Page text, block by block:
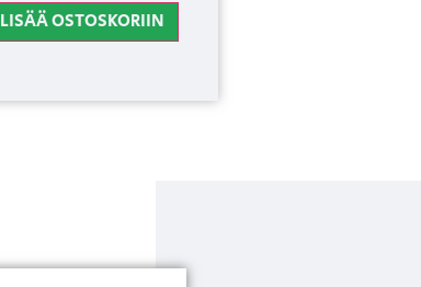
LISÄÄ OSTOSKORIIN